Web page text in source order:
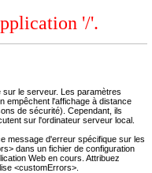
'/'.
le serveur. Les paramètres
empêchent l'affichage à distance
de sécurité). Cependant, ils
sur l'ordinateur serveur local.
message d'erreur spécifique sur les
dans un fichier de configuration
Web en cours. Attribuez
<customErrors>.